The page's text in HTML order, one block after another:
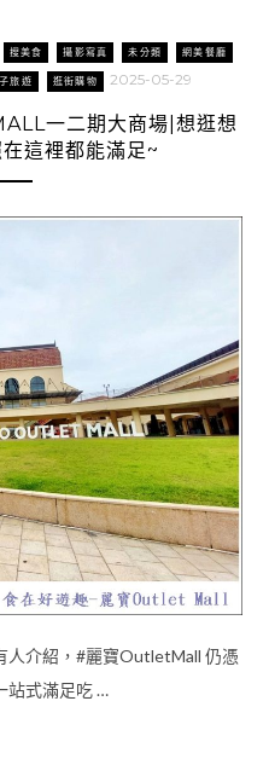
搜美食 攝影寫真 未分類 網美餐廳
旅遊 逛街購物 2025-05-29
一二期大商場|想逛想
這裡都能滿足~
人介紹，#麗寶OutletMall 仍憑
站式滿足吃 …